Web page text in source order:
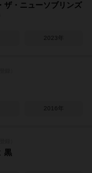
ザ・ニューソブリンズ
2023年
2016年
黒